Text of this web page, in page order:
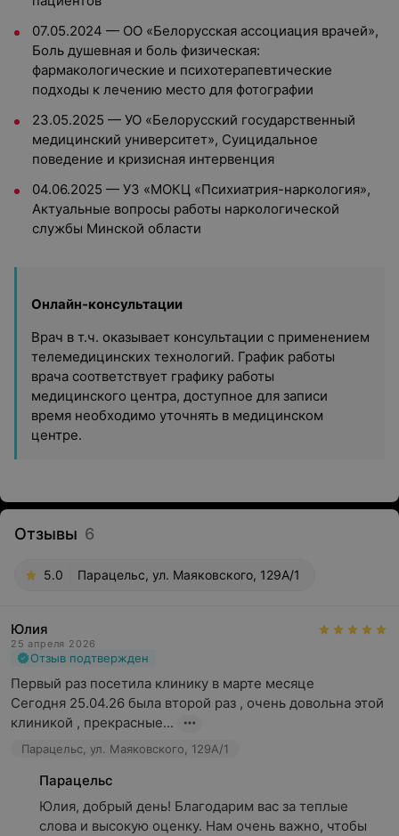
07.05.2024 — ОО «Белорусская ассоциация врачей»,
Боль душевная и боль физическая:
фармакологические и психотерапевтические
подходы к лечению место для фотографии
23.05.2025 — УО «Белорусский государственный
медицинский университет», Суицидальное
поведение и кризисная интервенция
04.06.2025 — УЗ «МОКЦ «Психиатрия-наркология»,
Актуальные вопросы работы наркологической
службы Минской области
Онлайн-консультации
Врач в т.ч. оказывает консультации с применением
телемедицинских технологий. График работы
врача соответствует графику работы
медицинского центра, доступное для записи
время необходимо уточнять в медицинском
центре.
Отзывы 6
5.0 Парацельс, ул. Маяковского, 129А/1
Юлия
25 апреля 2026
Отзыв подтвержден
Первый раз посетила клинику в марте месяце
Сегодня 25.04.26 была второй раз , очень довольна этой
клиникой , прекрасные...
Парацельс, ул. Маяковского, 129А/1
Парацельс
Юлия, добрый день! Благодарим вас за теплые
слова и высокую оценку. Нам очень важно, чтобы